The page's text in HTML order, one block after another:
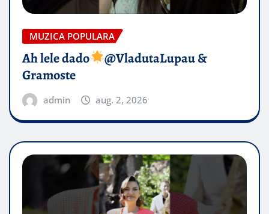
MUZICA POPULARA
Ah lele dado​
@VladutaLupau &
Gramoste
admin aug. 2, 2026